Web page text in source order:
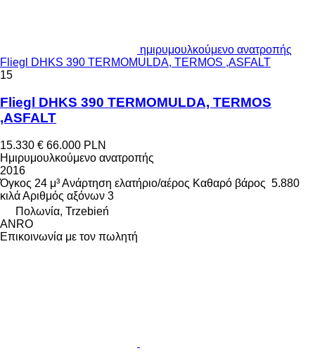
ημιρυμουλκούμενο ανατροπής
Fliegl DHKS 390 TERMOMULDA, TERMOS ,ASFALT
15
Fliegl DHKS 390 TERMOMULDA, TERMOS
,ASFALT
15.330 € 66.000 PLN
Ημιρυμουλκούμενο ανατροπής
2016
Όγκος 24 μ³Ανάρτηση ελατήριο/αέρος Καθαρό βάρος 5.880
κιλάΑριθμός αξόνων 3
Πολωνία, Trzebień
ANRO
Επικοινωνία με τον πωλητή